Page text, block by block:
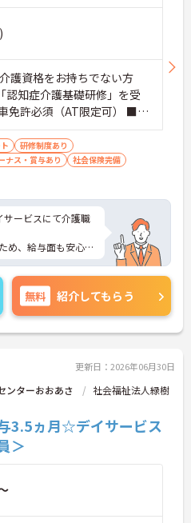
護資格をお持ちでない方
認知症介護基礎研修」を受
免許必須（AT限定可） ■経
研修制度あり
ナス・賞与あり
社会保険完備
ービスにて介護職
め、給与面も安心で
を軽減し、安心し
通勤らくらくです◎
イントなど、さら
軽にご相談くださ
無料 紹介してもらう
更新日：2026年06月30日
ンターおおあさ
社会福祉法人緑樹
3.5ヵ月☆デイサービス
＞